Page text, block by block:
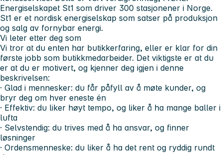
Energiselskapet St1 som driver 300 stasjonener i Norge.
St1 er et nordisk energiselskap som satser på produksjon
og salg av fornybar energi.
Vi leter etter deg som
Vi tror at du enten har butikkerfaring, eller er klar for din
første jobb som butikkmedarbeider. Det viktigste er at du
er at du er motivert, og kjenner deg igjen i denne
beskrivelsen:
· Glad i mennesker: du får påfyll av å møte kunder, og
bryr deg om hver eneste én
· Effektiv: du liker høyt tempo, og liker å ha mange baller i
lufta
· Selvstendig: du trives med å ha ansvar, og finner
løsninger
· Ordensmenneske: du liker å ha det rent og ryddig rundt